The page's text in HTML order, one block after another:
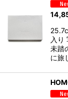
入り
未踏
に旅